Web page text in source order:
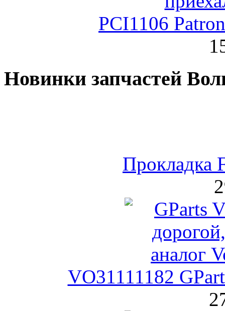
PCI1106
Новинки запчастей
Прокладка
VO31111182